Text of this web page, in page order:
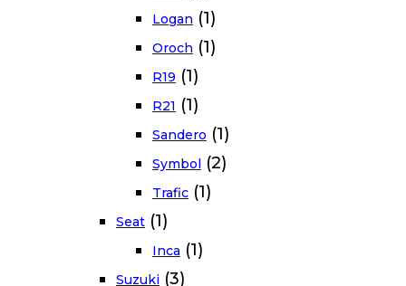
Logan (1)
Oroch (1)
R19 (1)
R21 (1)
Sandero (1)
Symbol (2)
Trafic (1)
Seat (1)
Inca (1)
Suzuki (3)